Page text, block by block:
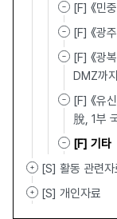
[F] 《민
[F] 《광
[F] 《광
DMZ까지
[F] 《유
脫, 1부
[F] 기타
[S] 활동 관련자
[S] 개인자료